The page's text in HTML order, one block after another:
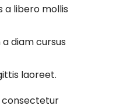
a libero mollis
diam cursus
laoreet.
consectetur